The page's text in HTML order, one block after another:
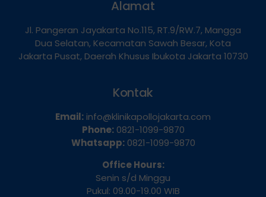
Jl. Pangeran Jayakarta No.115, RT.9/RW.7, Mangga
Dua Selatan, Kecamatan Sawah Besar, Kota
Email:info@klinikapollojakarta.com
Phone:0821-1099-9870
Office Hours:
Senin s/d Minggu